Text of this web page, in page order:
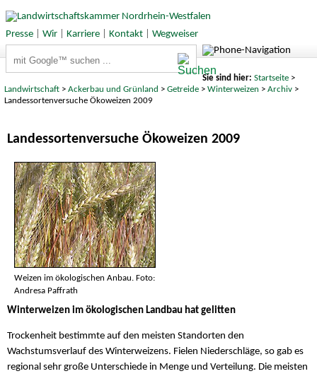
Presse| Wir| Karriere| Kontakt| Wegweiser
Sie sind hier: Startseite>
Landwirtschaft >Ackerbau und Grünland >Getreide >Winterweizen >Archiv >
Landessortenversuche Ökoweizen 2009
Landessortenversuche Ökoweizen 2009
Weizen im ökologischen Anbau. Foto:
Andresa Paffrath
Winterweizen im ökologischen Landbau hat gelitten
Trockenheit bestimmte auf den meisten Standorten den
Wachstumsverlauf des Winterweizens. Fielen Niederschläge, so gab es
regional sehr große Unterschiede in Menge und Verteilung. Die meisten